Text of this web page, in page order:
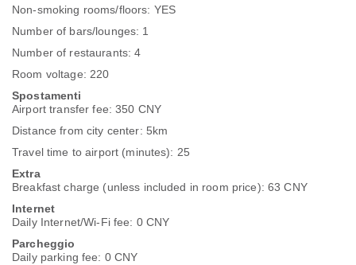
Non-smoking rooms/floors: YES
Number of bars/lounges: 1
Number of restaurants: 4
Room voltage: 220
Spostamenti
Airport transfer fee: 350 CNY
Distance from city center: 5km
Travel time to airport (minutes): 25
Extra
Breakfast charge (unless included in room price): 63 CNY
Internet
Daily Internet/Wi-Fi fee: 0 CNY
Parcheggio
Daily parking fee: 0 CNY